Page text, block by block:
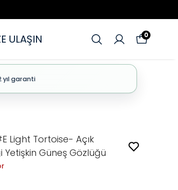
ULAŞIN 0
yıl garanti
Light Tortoise- Açık
Yetişkin Güneş Gözlüğü